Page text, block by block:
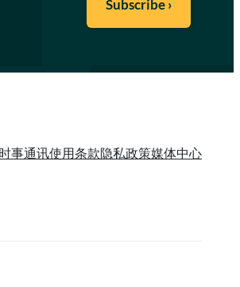
事通讯使用条款隐私政策媒体中心